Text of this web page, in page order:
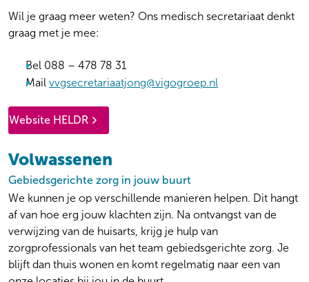
Wil je graag meer weten? Ons medisch secretariaat denkt
graag met je mee:
Bel 088 – 478 78 31
Mail vvgsecretariaatjong@vigogroep.nl
Website HELDR
Volwassenen
Gebiedsgerichte zorg in jouw buurt
We kunnen je op verschillende manieren helpen. Dit hangt
af van hoe erg jouw klachten zijn. Na ontvangst van de
verwijzing van de huisarts, krijg je hulp van
zorgprofessionals van het team gebiedsgerichte zorg. Je
blijft dan thuis wonen en komt regelmatig naar een van